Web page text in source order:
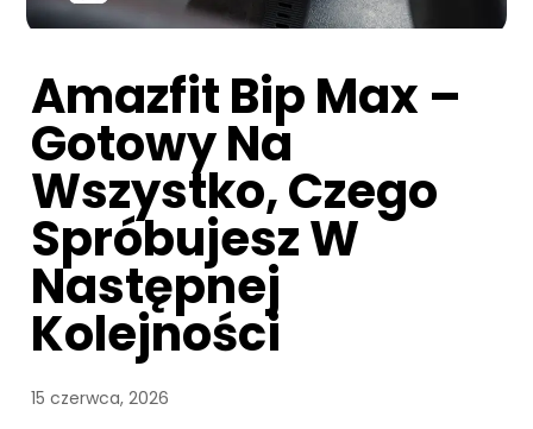
Amazfit Bip Max –
Gotowy Na
Wszystko, Czego
Spróbujesz W
Następnej
Kolejności
15 czerwca, 2026